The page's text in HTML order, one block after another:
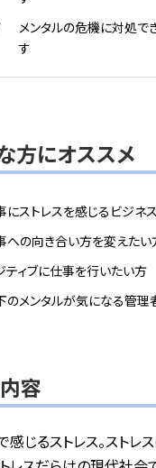
メンタルの危機に対処で
す
方にオススメ
にストレスを感じるビジネ
への向き合い方を変えたい
ティブに仕事を行いたい方
のメンタルが気になる管理
容
感じるストレス。ストレ